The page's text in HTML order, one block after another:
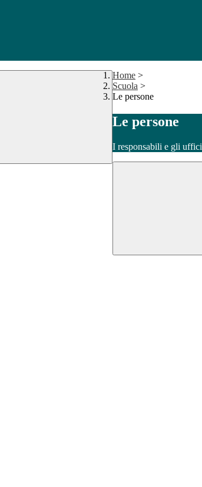
Home >
Scuola >
Le persone
Le persone
I responsabili e gli